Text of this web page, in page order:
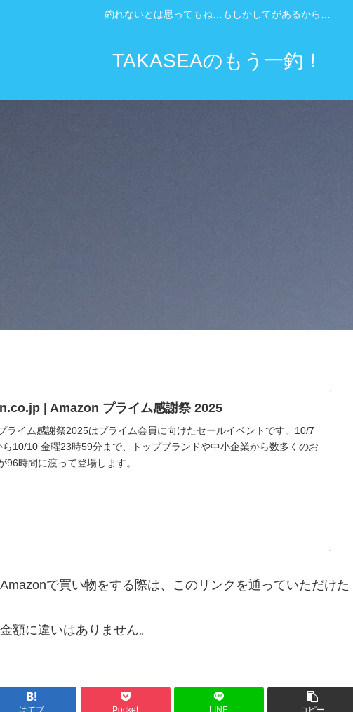
釣れないとは思ってもね…もしかしてがあるから…
TAKASEAのもう一釣！
| Amazon プライム感謝祭 2025
ライム感謝祭2025はプライム会員に向けたセールイベントです。10/7
ら10/10 金曜23時59分まで、トップブランドや中小企業から数多くのお
96時間に渡って登場します。
で買い物をする際は、このリンクを通っていただけた
額に違いはありません。
はてブ Pocket LINE コピー